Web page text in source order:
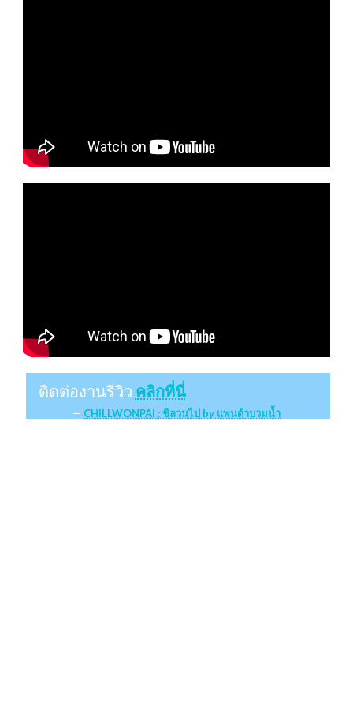
ติดต่องานรีวิว คลิกที่นี่
CHILLWONPAI : ชิลวนไป by แพนด้าบวมน้ำ